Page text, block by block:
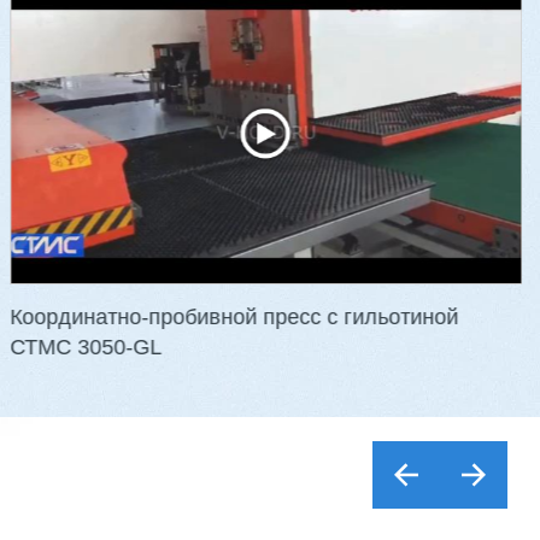
M621A, VH-M623A
3 090 164 ₽
3 188 525 ₽
Артикул: 2411
Сечение заготовки: 210 х 140 мм
Кол-во шпинделей: 6 шт.
Скорость подачи: 6 - 36 м/мин
Мощность: 41,25 кВт
Координатно-пробивной пресс с гильотиной
СТМС 3050-GL